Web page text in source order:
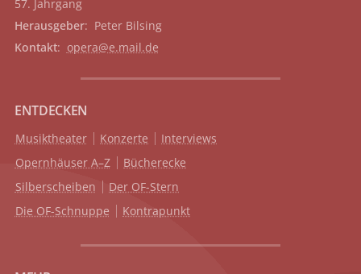
57. Jahrgang
Herausgeber: Peter Bilsing
Kontakt: opera@e.mail.de
ENTDECKEN
Musiktheater Konzerte
Interviews
Opernhäuser A–Z
Bücherecke
Silberscheiben
Der OF-Stern
Die OF-Schnuppe
Kontrapunkt